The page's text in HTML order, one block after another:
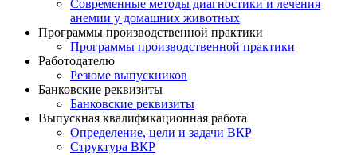
Современные методы диагностики и лечения
анемии у домашних животных
Программы производственной практики
Программы производственной практики
Работодателю
Резюме выпускников
Банковские реквизиты
Банковские реквизиты
Выпускная квалификационная работа
Определение, цели и задачи ВКР
Структура ВКР